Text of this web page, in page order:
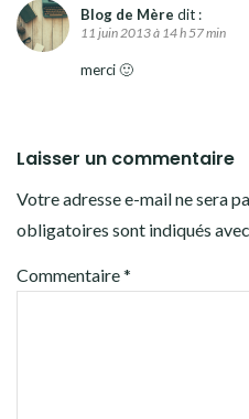
Blog de Mère dit :
11 juin 2013 à 14 h 57 min
merci 🙂
Laisser un commentaire
Votre adresse e-mail ne sera
obligatoires sont indiqués avec
Commentaire*